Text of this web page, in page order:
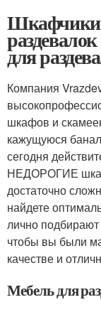
Шкафчики
для
Компания
шкафов и
кажущуюся
сегодня
НЕДОРОГИЕ
достаточно
найдете
лично
чтобы вы были
качестве и
Мебель для